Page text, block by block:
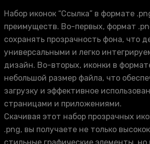
Набор иконок “Ссылка” в формате
преимуществ. Во-первых, формат
сохранять прозрачность фона, что
универсальными и легко
дизайн. Во-вторых, иконки в
небольшой размер файла, что
загрузку и эффективное
страницами и приложениями.
Скачивая этот набор прозрачных
.png, вы получаете не только